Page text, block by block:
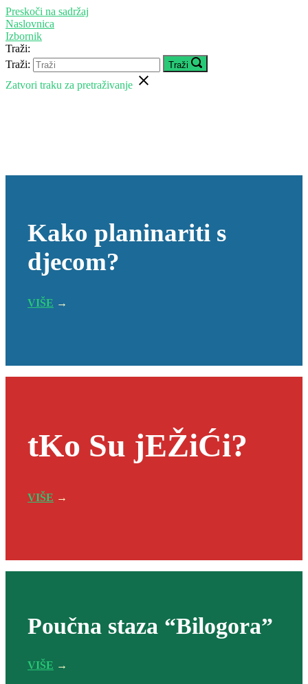
Preskoči na sadržaj
Naslovnica
Izbornik
Traži:
Traži:
Traži
Zatvori traku za pretraživanje
Kako planinariti s
djecom?
VIŠE →
tKo Su jEŽiĆi?
VIŠE →
Poučna staza “Bilogora”
VIŠE →